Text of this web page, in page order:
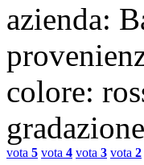
azienda:
colore:
gradazione
vota 5 vota 4 vota 3 vota 2